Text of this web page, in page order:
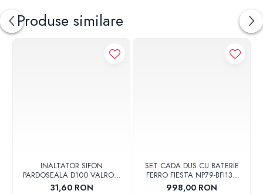
Produse similare
INALTATOR SIFON
PARDOSEALA D100 VALROM
17001900004
31,60 RON
SET CADA DUS CU BATERIE
FERRO FIESTA NP79-BFI13U
CROM
998,00 RON